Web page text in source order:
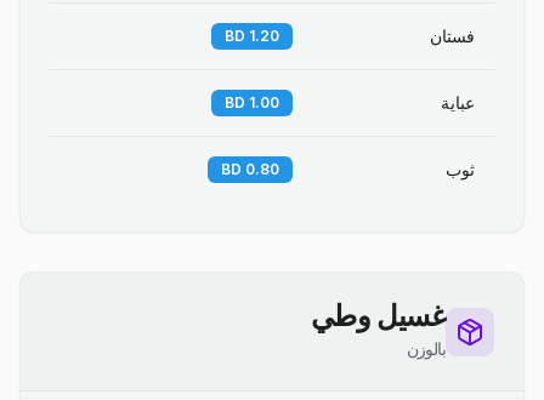
فستان 1.20 BD
عباية 1.00 BD
ثوب 0.80 BD
غسيل وطي
بالوزن